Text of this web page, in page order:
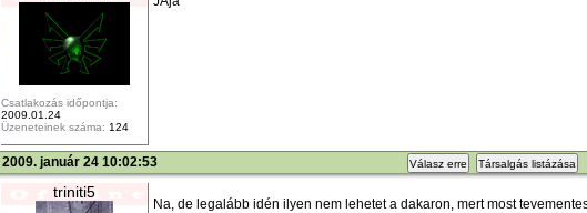
Csatlakozás időpontja:
2009.01.24
Üzeneteinek száma: 124
2009. január 24 10:02:53 Válasz erre Társalgás listázása
triniti5
Na, de legalább idén ilyen nem lehetet a dakaron, mert most